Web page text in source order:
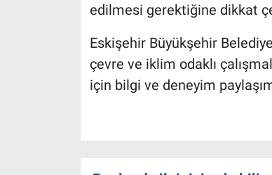
edilmesi gerektiğine dikkat
Eskişehir Büyükşehir
çevre ve iklim odaklı
için bilgi ve deneyim